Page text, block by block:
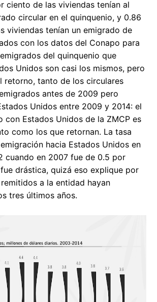
ciento de las viviendas tenían al
circular en el quinquenio, y 0.86
viviendas tenían un emigrado de
con los datos del Conapo para
del quinquenio que
Unidos son casi los mismos, pero
retorno, tanto de los circulares
antes de 2009 pero
Unidos entre 2009 y 2014: el
con Estados Unidos de la ZMCP es
como los que retornan. La tasa
hacia Estados Unidos en
cuando en 2007 fue de 0.5 por
drástica, quizá eso explique por
a la entidad hayan
tres últimos años.